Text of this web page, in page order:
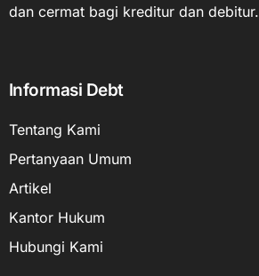
dan cermat bagi kreditur dan debitur.
Informasi Debt
Tentang Kami
Pertanyaan Umum
Artikel
Kantor Hukum
Hubungi Kami